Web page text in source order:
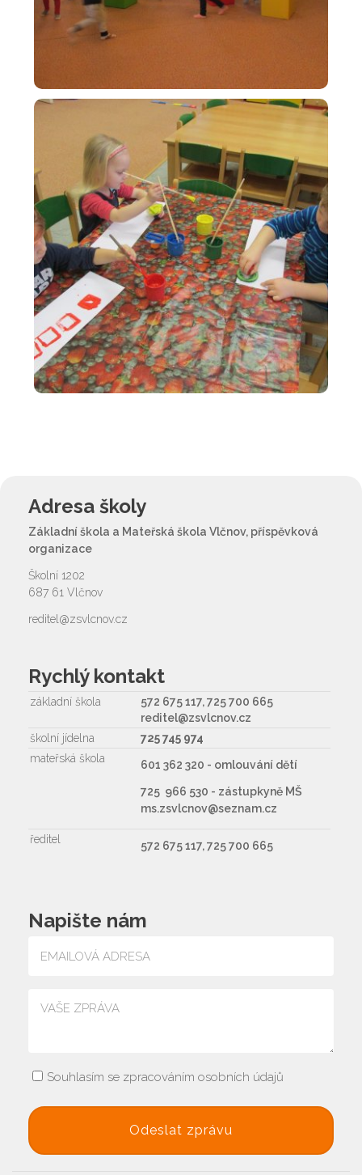
Adresa školy
Základní škola a Mateřská škola Vlčnov, příspěvková
organizace
Školní 1202
687 61 Vlčnov
reditel@zsvlcnov.cz
Rychlý kontakt
základní škola
572 675 117, 725 700 665
reditel@zsvlcnov.cz
školní jídelna
725 745 974
mateřská škola
601 362 320 - omlouvání dětí
725 966 530 - zástupkyně MŠ
ms.zsvlcnov@seznam.cz
ředitel 572 675 117, 725 700 665
Napište nám
Souhlasím se zpracováním osobních údajů